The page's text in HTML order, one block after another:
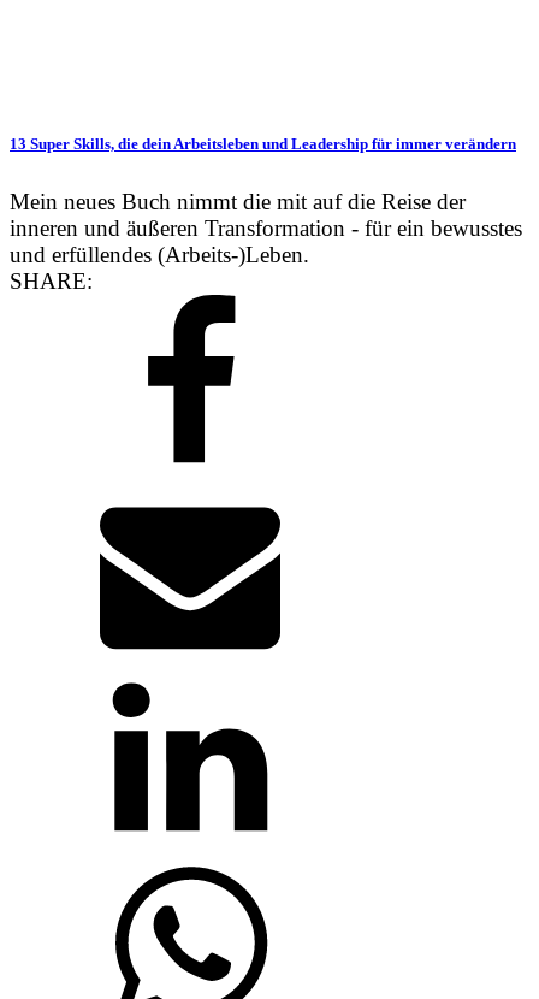
13 Super Skills, die dein Arbeitsleben und Leadership für immer verändern
Mein neues Buch nimmt die mit auf die Reise der
inneren und äußeren Transformation - für ein bewusstes
und erfüllendes (Arbeits-)Leben.
SHARE: